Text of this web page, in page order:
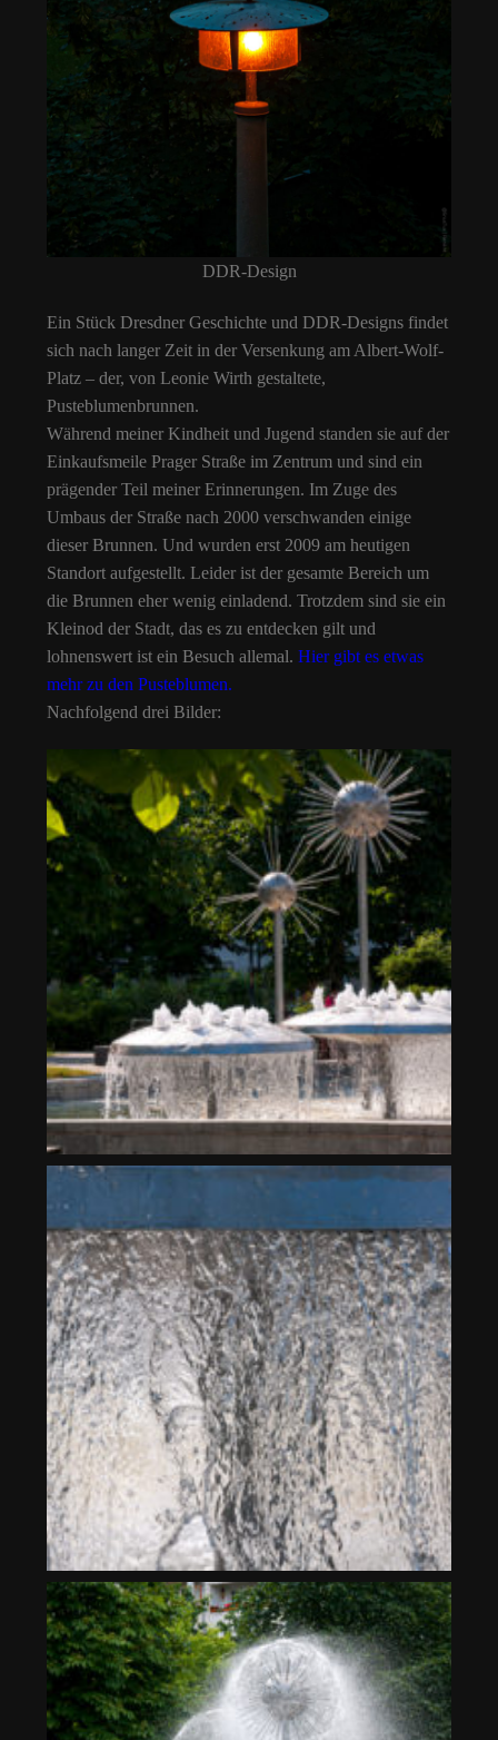
DDR-Design
Ein Stück Dresdner Geschichte und DDR-Designs findet
sich nach langer Zeit in der Versenkung am Albert-Wolf-
Platz – der, von Leonie Wirth gestaltete,
Pusteblumenbrunnen.
Während meiner Kindheit und Jugend standen sie auf der
Einkaufsmeile Prager Straße im Zentrum und sind ein
prägender Teil meiner Erinnerungen. Im Zuge des
Umbaus der Straße nach 2000 verschwanden einige
dieser Brunnen. Und wurden erst 2009 am heutigen
Standort aufgestellt. Leider ist der gesamte Bereich um
die Brunnen eher wenig einladend. Trotzdem sind sie ein
Kleinod der Stadt, das es zu entdecken gilt und
lohnenswert ist ein Besuch allemal. Hier gibt es etwas
mehr zu den Pusteblumen.
Nachfolgend drei Bilder: